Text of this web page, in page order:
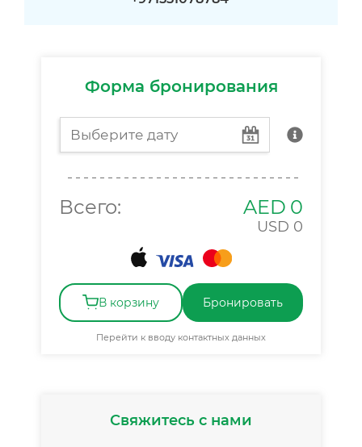
Форма бронирования
Всего: AED 0
USD 0
В корзину Бронировать
Перейти к вводу контактных данных
Свяжитесь с нами